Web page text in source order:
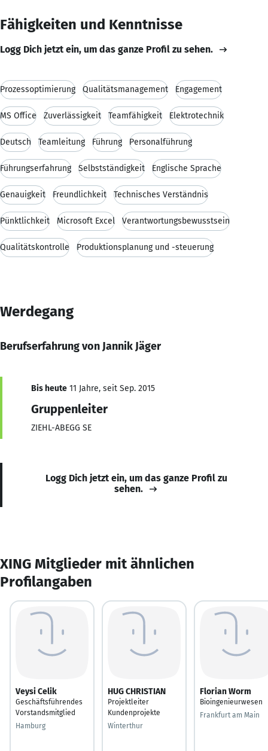
Fähigkeiten und Kenntnisse
Logg Dich jetzt ein, um das ganze Profil zu sehen.
Prozessoptimierung Qualitätsmanagement Engagement
MS Office Zuverlässigkeit Teamfähigkeit Elektrotechnik
Deutsch Teamleitung Führung Personalführung
Führungserfahrung Selbstständigkeit Englische Sprache
Genauigkeit Freundlichkeit Technisches Verständnis
Pünktlichkeit Microsoft Excel Verantwortungsbewusstsein
Qualitätskontrolle Produktionsplanung und -steuerung
Werdegang
Berufserfahrung von Jannik Jäger
Bis heute 11 Jahre, seit Sep. 2015
Gruppenleiter
ZIEHL-ABEGG SE
Logg Dich jetzt ein, um das ganze Profil zu
sehen.
XING Mitglieder mit ähnlichen
Profilangaben
Veysi Celik
Geschäftsführendes
Vorstandsmitglied
Hamburg
HUG CHRISTIAN
Projektleiter
Kundenprojekte
Winterthur
Florian Worm
Bioingenieurwesen
Frankfurt am Main